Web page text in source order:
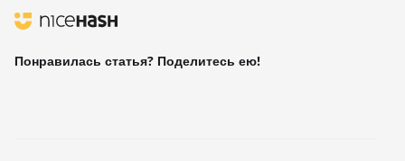
Понравилась статья? Поделитесь ею!